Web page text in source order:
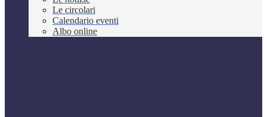
Le circolari
Calendario eventi
Albo online